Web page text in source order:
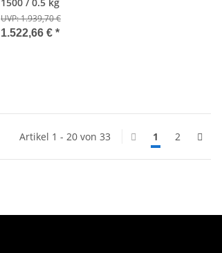
UVP:1.939,70 €
1.522,66 € *
Artikel 1 - 20 von 33 1 2